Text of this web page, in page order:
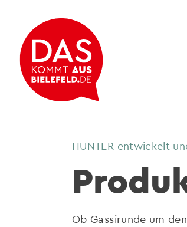
HUNTER entwickelt
Ob Gassirunde um